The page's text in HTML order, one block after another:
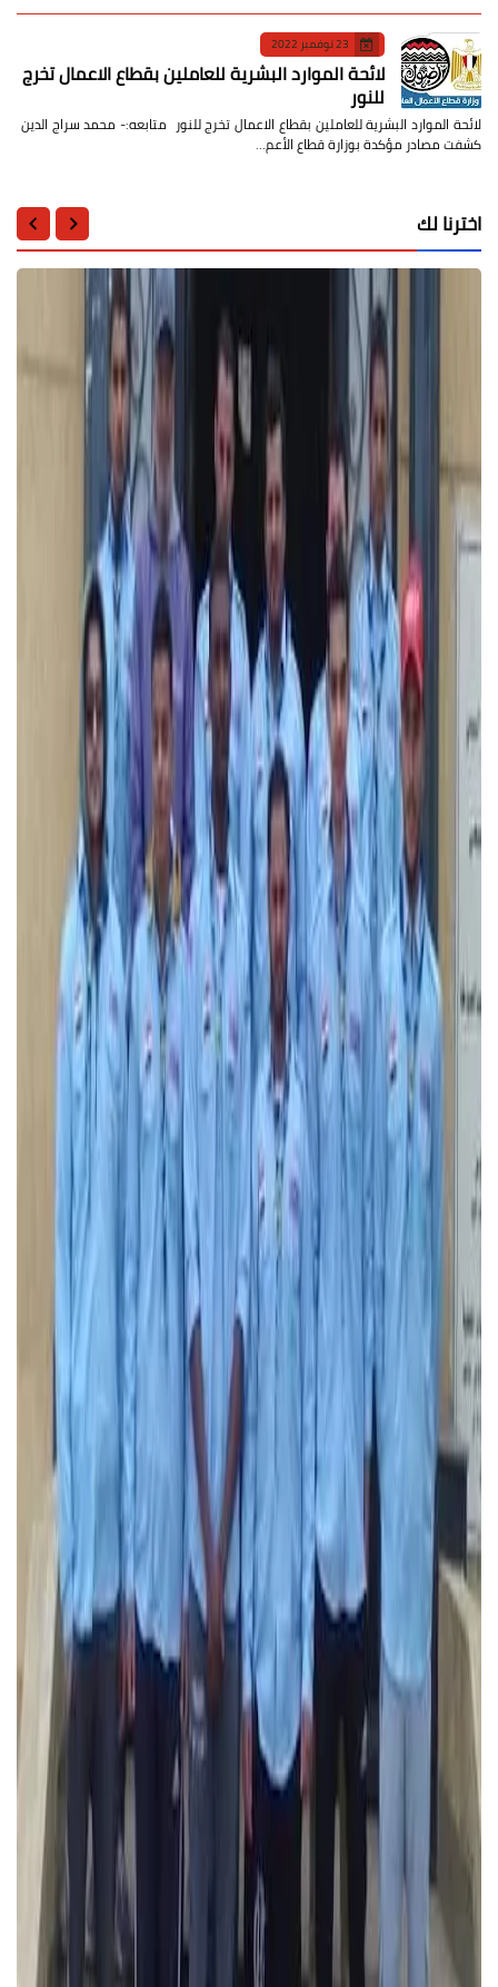
23 نوفمبر 2022
لائحة الموارد البشرية للعاملين بقطاع الاعمال تخرج
للنور
لائحة الموارد البشرية للعاملين بقطاع الاعمال تخرج للنور متابعه:- محمد سراج الدين
كشفت مصادر مؤكدة بوزارة قطاع الأعم…
اخترنا لك